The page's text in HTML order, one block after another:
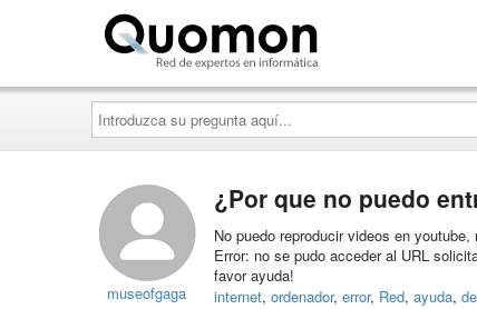
Introduzca
su
pregunta
aquí...
museofgaga
¿Por que no puedo
No puedo reproducir videos en
Error: no se pudo acceder al URL
favor ayuda!
internet, ordenador, error, Red, ayuda,